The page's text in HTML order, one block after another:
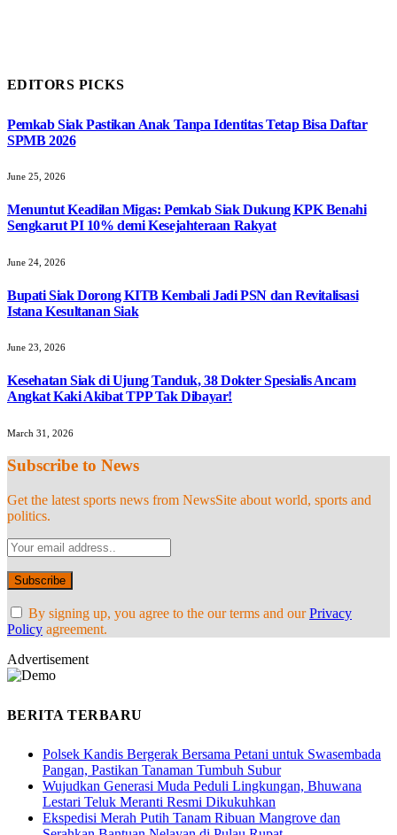
EDITORS PICKS
Pemkab Siak Pastikan Anak Tanpa Identitas Tetap Bisa Daftar
SPMB 2026
June 25, 2026
Menuntut Keadilan Migas: Pemkab Siak Dukung KPK Benahi
Sengkarut PI 10% demi Kesejahteraan Rakyat
June 24, 2026
Bupati Siak Dorong KITB Kembali Jadi PSN dan Revitalisasi
Istana Kesultanan Siak
June 23, 2026
Kesehatan Siak di Ujung Tanduk, 38 Dokter Spesialis Ancam
Angkat Kaki Akibat TPP Tak Dibayar!
March 31, 2026
Subscribe to News
Get the latest sports news from NewsSite about world, sports and
politics.
By signing up, you agree to the our terms and ourPrivacy
Policy agreement.
Advertisement
BERITA TERBARU
Polsek Kandis Bergerak Bersama Petani untuk Swasembada
Pangan, Pastikan Tanaman Tumbuh Subur
Wujudkan Generasi Muda Peduli Lingkungan, Bhuwana
Lestari Teluk Meranti Resmi Dikukuhkan
Ekspedisi Merah Putih Tanam Ribuan Mangrove dan